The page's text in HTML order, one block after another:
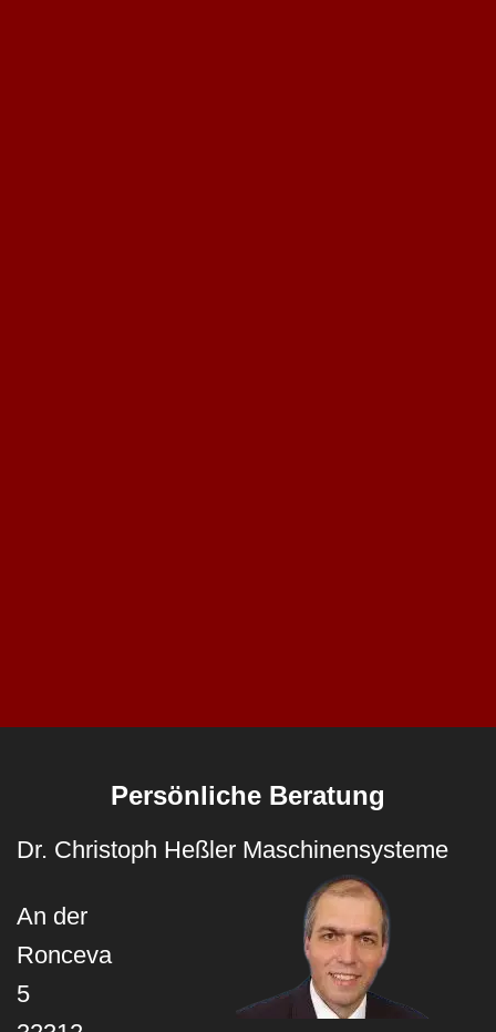
Persönliche Beratung
Dr. Christoph Heßler Maschinensysteme
An der
Ronceva
5